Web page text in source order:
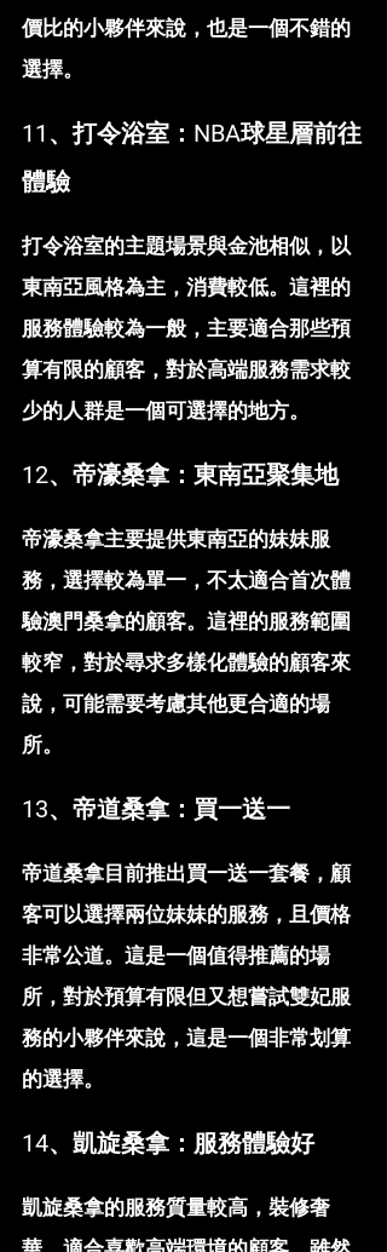
價比的小夥伴來說，也是一個不錯的
選擇。
11、打令浴室：NBA球星層前往
體驗
打令浴室的主題場景與金池相似，以
東南亞風格為主，消費較低。這裡的
服務體驗較為一般，主要適合那些預
算有限的顧客，對於高端服務需求較
少的人群是一個可選擇的地方。
12、帝濠桑拿：東南亞聚集地
帝濠桑拿主要提供東南亞的妹妹服
務，選擇較為單一，不太適合首次體
驗澳門桑拿的顧客。這裡的服務範圍
較窄，對於尋求多樣化體驗的顧客來
說，可能需要考慮其他更合適的場
所。
13、帝道桑拿：買一送一
帝道桑拿目前推出買一送一套餐，顧
客可以選擇兩位妹妹的服務，且價格
非常公道。這是一個值得推薦的場
所，對於預算有限但又想嘗試雙妃服
務的小夥伴來說，這是一個非常划算
的選擇。
14、凱旋桑拿：服務體驗好
凱旋桑拿的服務質量較高，裝修奢